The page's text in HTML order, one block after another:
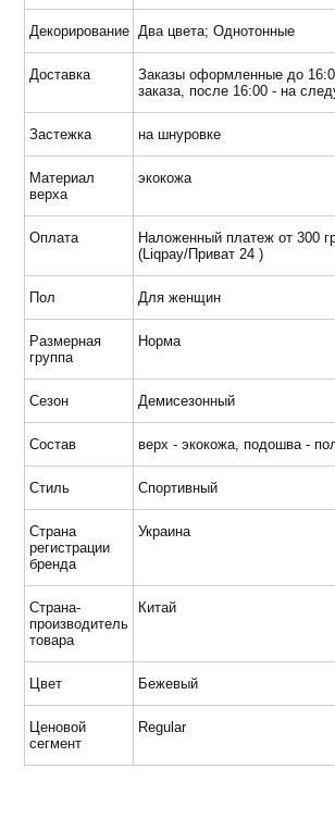
Декорирование Два цвета; Однотонные
Доставка
Заказы оформленные до
заказа, после 16:00 - на
Застежка на шнуровке
Материал
верха
экокожа
Оплата
Наложенный платеж от 300
(Liqpay/Приват 24 )
Пол Для женщин
Размерная
группа
Норма
Сезон Демисезонный
Состав верх - экокожа, подошва -
Стиль Спортивный
Страна
регистрации
бренда
Украина
Страна-
производитель
товара
Китай
Цвет Бежевый
Ценовой
сегмент
Regular